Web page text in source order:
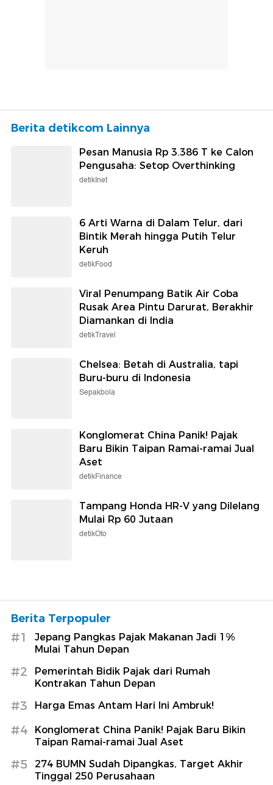
Berita detikcom Lainnya
Pesan Manusia Rp 3.386 T ke Calon
Pengusaha: Setop Overthinking
detikInet
6 Arti Warna di Dalam Telur, dari
Bintik Merah hingga Putih Telur
Keruh
detikFood
Viral Penumpang Batik Air Coba
Rusak Area Pintu Darurat, Berakhir
Diamankan di India
detikTravel
Chelsea: Betah di Australia, tapi
Buru-buru di Indonesia
Sepakbola
Konglomerat China Panik! Pajak
Baru Bikin Taipan Ramai-ramai Jual
Aset
detikFinance
Tampang Honda HR-V yang Dilelang
Mulai Rp 60 Jutaan
detikOto
Berita Terpopuler
#1
Jepang Pangkas Pajak Makanan Jadi 1%
Mulai Tahun Depan
#2
Pemerintah Bidik Pajak dari Rumah
Kontrakan Tahun Depan
#3 Harga Emas Antam Hari Ini Ambruk!
#4
Konglomerat China Panik! Pajak Baru Bikin
Taipan Ramai-ramai Jual Aset
#5
274 BUMN Sudah Dipangkas, Target Akhir
Tinggal 250 Perusahaan